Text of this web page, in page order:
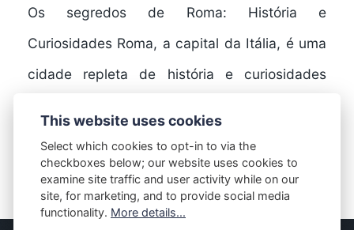
Os segredos de Roma: História e
Curiosidades Roma, a capital da Itália, é uma
cidade repleta de história e curiosidades
FULL STORY
This website uses cookies
Select which cookies to opt-in to via the
checkboxes below; our website uses cookies to
examine site traffic and user activity while on our
site, for marketing, and to provide social media
functionality. More details...